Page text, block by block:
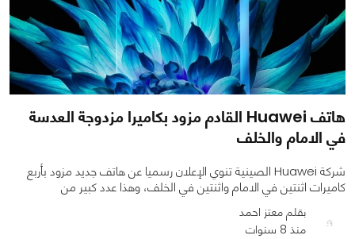
هاتف Huawei القادم مزود بكاميرا مزدوجة العدسة
في الامام والخلف
شركة Huawei الصينية تنوي الإعلان رسميا عن هاتف جديد مزود بأربع
كاميرات اثنتين في الامام واثنتين في الخلف، وهذا عدد كبير من
بقلم معتز احمد
منذ 8 سنوات